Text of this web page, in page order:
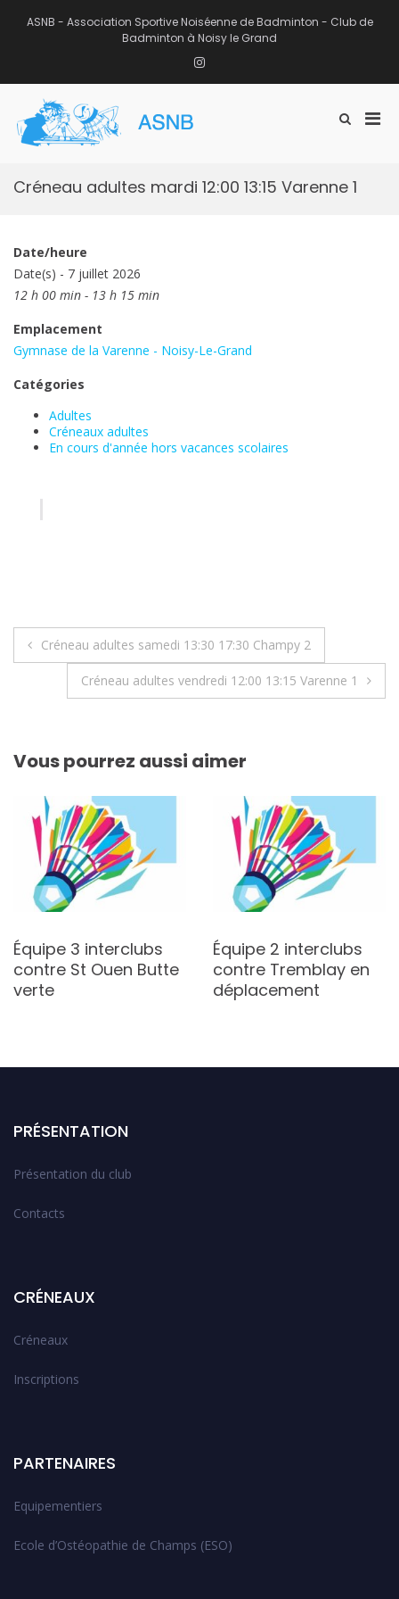
ASNB - Association Sportive Noiséenne de Badminton - Club de
Badminton à Noisy le Grand
Instagram
Afficher
recherche
Créneau adultes mardi 12:00 13:15 Varenne 1
Date/heure
Date(s) - 7 juillet 2026
12 h 00 min - 13 h 15 min
Emplacement
Gymnase de la Varenne - Noisy-Le-Grand
Catégories
Adultes
Créneaux adultes
En cours d'année hors vacances scolaires
Navigation
Créneau adultes samedi 13:30 17:30 Champy 2
Créneau adultes vendredi 12:00 13:15 Varenne 1
Vous pourrez aussi aimer
Équipe 3 interclubs
contre St Ouen Butte
verte
Équipe 2 interclubs
contre Tremblay en
déplacement
PRÉSENTATION
Présentation du club
Contacts
CRÉNEAUX
Créneaux
Inscriptions
PARTENAIRES
Equipementiers
Ecole d’Ostéopathie de Champs (ESO)